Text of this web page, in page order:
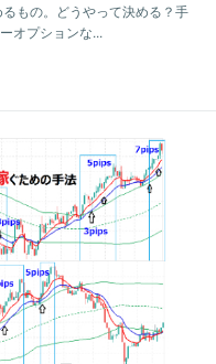
もの。どうやって決める？手
オプションな...